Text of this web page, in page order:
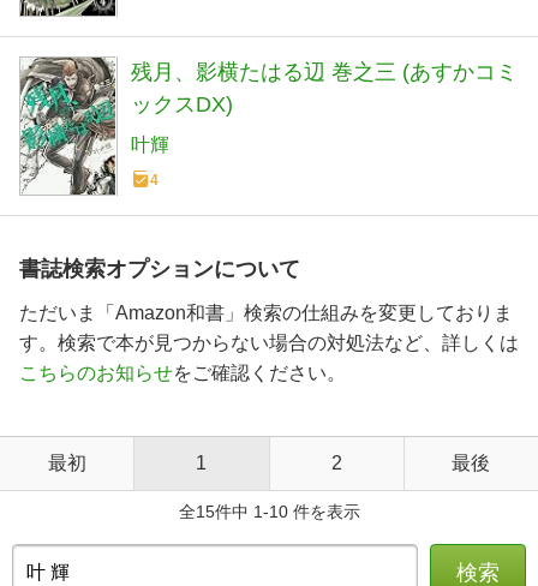
残月、影横たはる辺 巻之三 (あすかコミ
ックスDX)
叶輝
4
書誌検索オプションについて
ただいま「Amazon和書」検索の仕組みを変更しておりま
す。検索で本が見つからない場合の対処法など、詳しくは
こちらのお知らせをご確認ください。
最初 1 2 最後
全15件中 1-10 件を表示
検索